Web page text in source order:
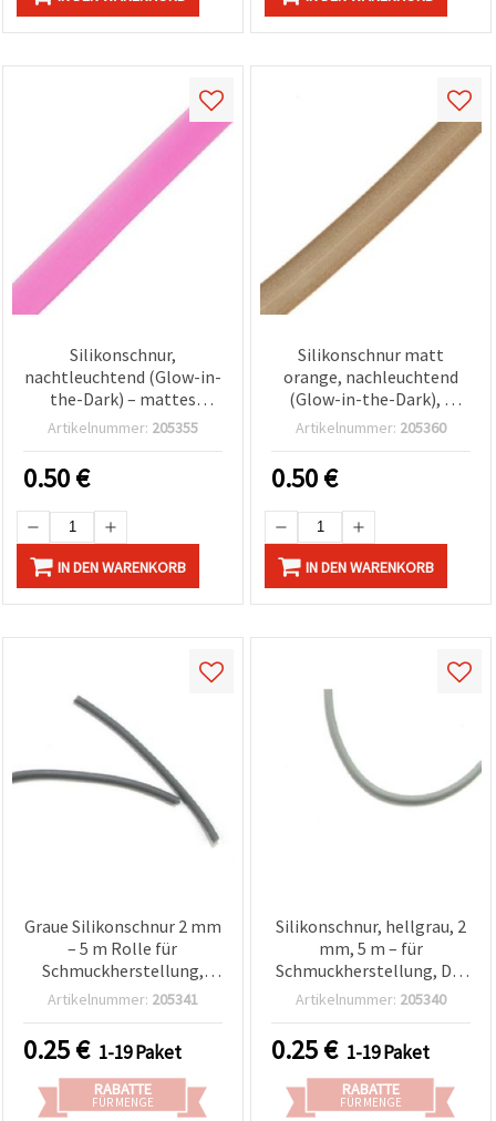
Silikonschnur,
nachtleuchtend (Glow-in-
the-Dark) – mattes
Dunkelpink, Ø 3 mm, 5 m |
Makramee, Armbänder,
Ketten, Basteln & DIY-
Deko
Artikelnummer: 205355
0.50€
IN DEN WARENKORB
Silikonschnur matt
orange, nachleuchtend
(Glow-in-the-Dark), 3
mm, 5 m
Artikelnummer: 205360
0.50€
IN DEN WARENKORB
Graue Silikonschnur 2 mm
– 5 m Rolle für
Schmuckherstellung,
Perlenfädeln & stylische
Artikelnummer: 205341
0.25€ 1-19 Paket
RABATTE
FÜR MENGE
Silikonschnur, hellgrau, 2
mm, 5 m – für
Schmuckherstellung, DIY
& Basteln
Artikelnummer: 205340
0.25€ 1-19 Paket
RABATTE
FÜR MENGE